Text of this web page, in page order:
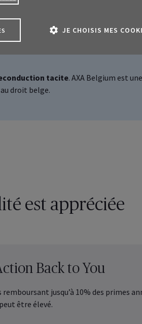
entreprise, vous-même et vos
Découvrez-le sans tarder
tacite. AXA Belgium est
droit belge.
est appréciée
Back to You
jusqu’à 10% des primes
être élevé.
JE CHOISIS MES